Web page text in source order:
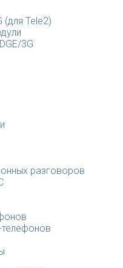
Tele2)
3G
разговоров
телефонов